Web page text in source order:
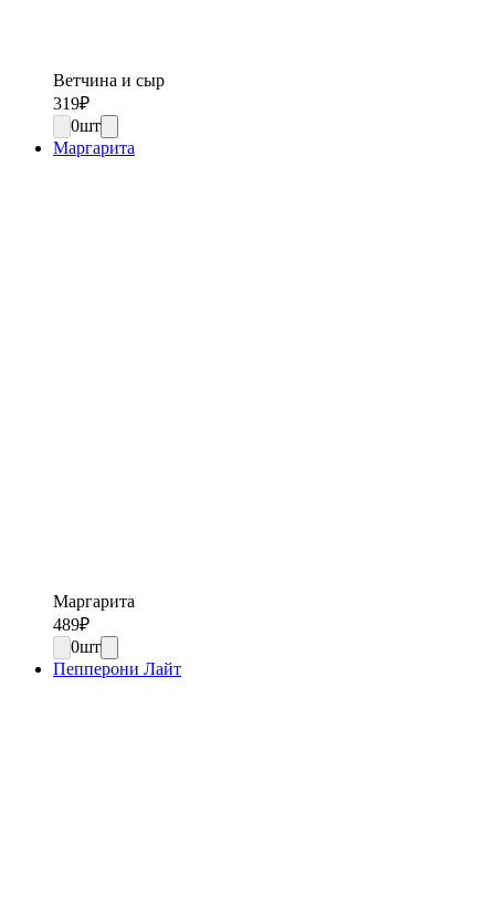
Ветчина и сыр
319₽
0шт
Маргарита
Маргарита
489₽
0шт
Пепперони Лайт